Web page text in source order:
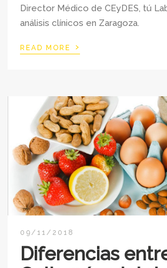
Director Médico de CEyDES, tú
análisis clínicos en Zaragoza.
READ MORE ›
09/11/2018
Diferencias